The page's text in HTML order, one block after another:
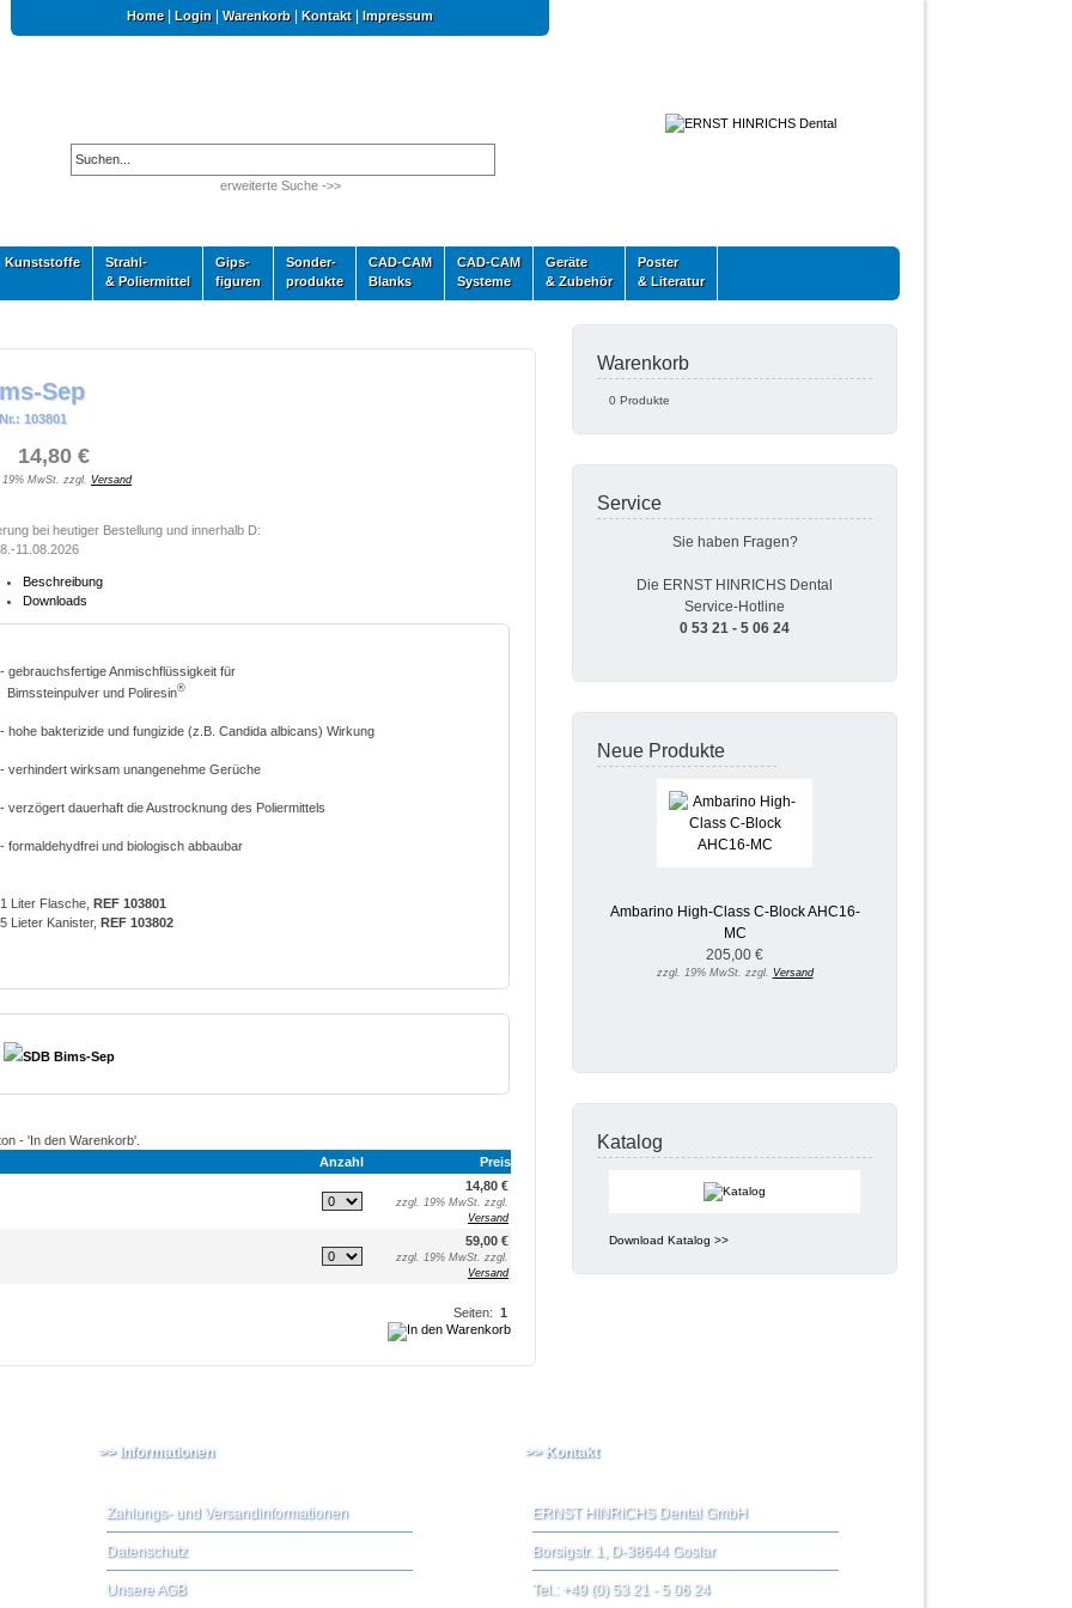
Home| Login Warenkorb| Kontakt| Impressum
erweiterte Suche ->>
Kunststoffe
Strahl-
& Poliermittel
Gips-
figuren
Sonder-
produkte
CAD-CAM
Blanks
CAD-CAM
Systeme
Geräte
& Zubehör
Poster
& Literatur
Sep
103801
14,80 €
MwSt. zzgl. Versand
bei heutiger Bestellung und innerhalb D:
11.08.2026
Beschreibung
Downloads
- gebrauchsfertige Anmischflüssigkeit für
Bimssteinpulver und Poliresin®
- hohe bakterizide und fungizide (z.B. Candida albicans) Wirkung
- verhindert wirksam unangenehme Gerüche
- verzögert dauerhaft die Austrocknung des Poliermittels
- formaldehydfrei und biologisch abbaubar
1 Liter Flasche, REF 103801
5 Lieter Kanister, REF 103802
SDB Bims-Sep
- 'In den Warenkorb'.
Anzahl
Preis
14,80 €
zzgl. 19% MwSt. zzgl.
Versand
59,00 €
zzgl. 19% MwSt. zzgl.
Versand
Seiten: 1
Warenkorb
0 Produkte
Service
Sie haben Fragen?
Die ERNST HINRICHS Dental
Service-Hotline
0 53 21 - 5 06 24
Neue Produkte
Ambarino High-Class C-Block AHC16-
MC
205,00 €
zzgl. 19% MwSt. zzgl. Versand
Katalog
Download Katalog >>
>> Informationen
Zahlungs- und Versandinformationen
Datenschutz
Unsere AGB
>> Kontakt
ERNST HINRICHS Dental GmbH
Borsigstr. 1, D-38644 Goslar
Tel.: +49 (0) 53 21 - 5 06 24